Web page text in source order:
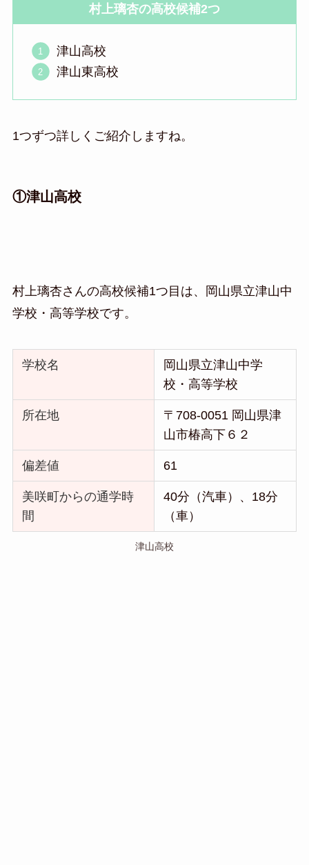
村上璃杏の高校候補2つ
津山高校
津山東高校
1つずつ詳しくご紹介しますね。
①津山高校
村上璃杏さんの高校候補1つ目は、岡山県立津山中
学校・高等学校です。
学校名
岡山県立津山中学
校・高等学校
所在地
〒708-0051 岡山県津
山市椿高下６２
偏差値 61
美咲町からの通学時
間
40分（汽車）、18分
（車）
津山高校